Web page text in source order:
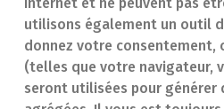
utilisons également un outil
donnez votre consentement,
(telles que votre navigateur,
seront utilisées pour générer
pharmacie
Notre expertise
Maladies